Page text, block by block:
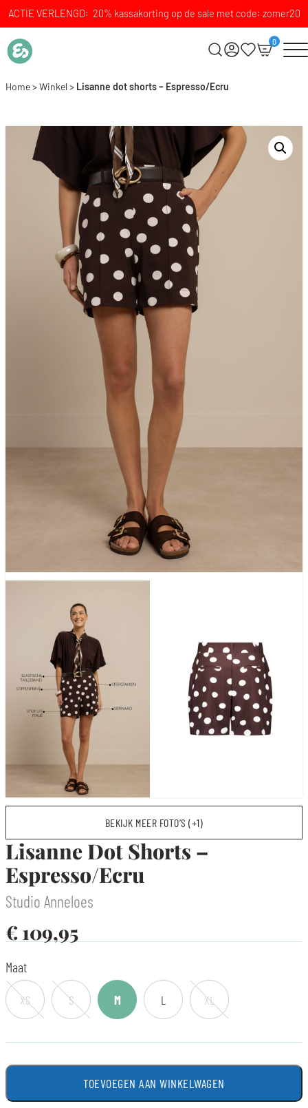
ACTIE VERLENGD: 20% kassakorting op de sale met code: zomer20
0
Home>Winkel> Lisanne dot shorts – Espresso/Ecru
BEKIJK MEER FOTO’S (+1)
Lisanne Dot Shorts –
Espresso/Ecru
Studio Anneloes
€ 109,95
Maat
XS S M L XL
TOEVOEGEN AAN WINKELWAGEN